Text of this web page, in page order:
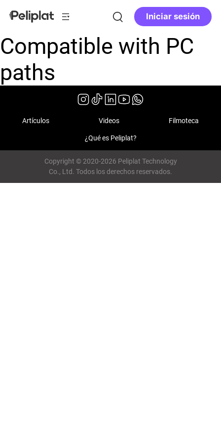
Iniciar sesión
Compatible with PC
paths
Artículos Videos Filmoteca
¿Qué es Peliplat?
Copyright © 2020-2026 Peliplat Technology
Co., Ltd. Todos los derechos reservados.